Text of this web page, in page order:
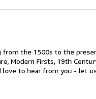
the 1500s to the
Modern Firsts, 19th
love to hear from you - let